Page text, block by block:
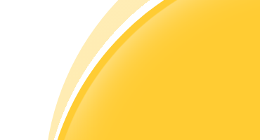
Handelsstrategieën
Leer hoe u winstgevend kunt blijven